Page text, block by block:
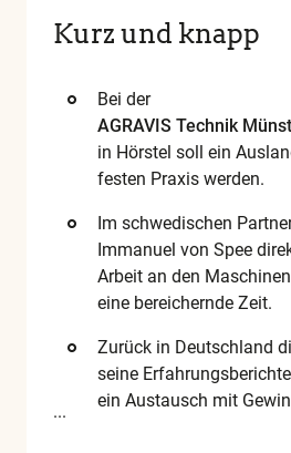
Sie
Kurz und knapp
Bei der
AGRAVIS Technik
in Hörstel soll ein
festen Praxis werden.
Im schwedischen
Immanuel von Spee
Arbeit an den
eine bereichernde Zeit.
Zurück in Deutschland
seine
ein Austausch mit